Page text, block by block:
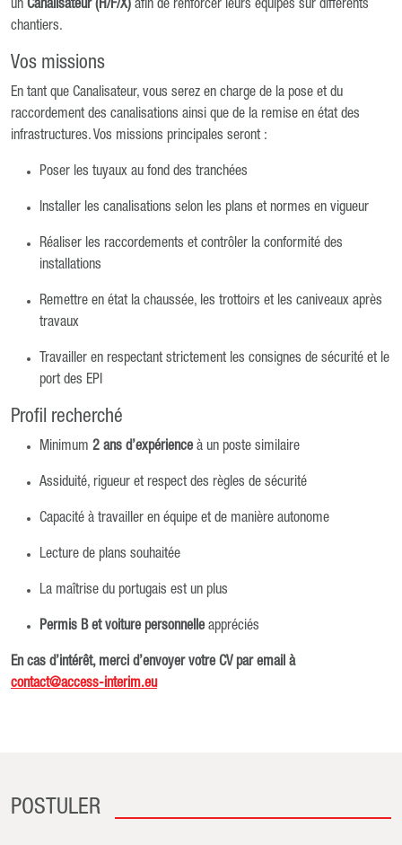
un Canalisateur (H/F/X) afin de renforcer leurs équipes sur différents
chantiers.
Vos missions
En tant que Canalisateur, vous serez en charge de la pose et du
raccordement des canalisations ainsi que de la remise en état des
infrastructures. Vos missions principales seront :
Poser les tuyaux au fond des tranchées
Installer les canalisations selon les plans et normes en vigueur
Réaliser les raccordements et contrôler la conformité des
installations
Remettre en état la chaussée, les trottoirs et les caniveaux après
travaux
Travailler en respectant strictement les consignes de sécurité et le
port des EPI
Profil recherché
Minimum 2 ans d’expérienceà un poste similaire
Assiduité, rigueur et respect des règles de sécurité
Capacité à travailler en équipe et de manière autonome
Lecture de plans souhaitée
La maîtrise du portugais est un plus
Permis B et voiture personnelleappréciés
En cas d’intérêt, merci d’envoyer votre CV par email à
contact@access-interim.eu
POSTULER